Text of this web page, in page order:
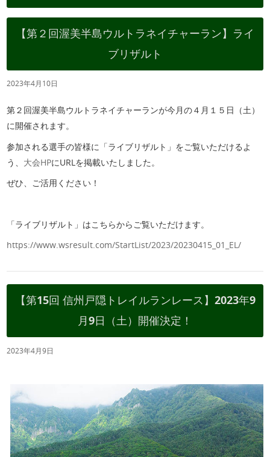
【第２回渥美半島ウルトラネイチャーラン】ライ
ブリザルト
2023年4月10日
第２回渥美半島ウルトラネイチャーランが今月の４月１５日（土）
に開催されます。
参加される選手の皆様に「ライブリザルト」をご覧いただけるよ
う、 大会HPにURLを掲載いたしました。
ぜひ、ご活用ください！
「ライブリザルト」はこちらからご覧いただけます。
https://www.wsresult.com/StartList/2023/20230415_01_EL/
【第15回 信州戸隠トレイルランレース】2023年9
月9日（土）開催決定！
2023年4月9日